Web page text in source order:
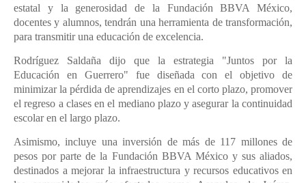
estatal y la generosidad de la Fundación BBVA México,
docentes y alumnos, tendrán una herramienta de transformación,
para transmitir una educación de excelencia.
Rodríguez Saldaña dijo que la estrategia "Juntos por la
Educación en Guerrero" fue diseñada con el objetivo de
minimizar la pérdida de aprendizajes en el corto plazo, promover
el regreso a clases en el mediano plazo y asegurar la continuidad
escolar en el largo plazo.
Asimismo, incluye una inversión de más de 117 millones de
pesos por parte de la Fundación BBVA México y sus aliados,
destinados a mejorar la infraestructura y recursos educativos en